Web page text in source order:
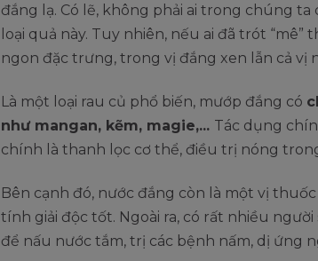
đắng lạ. Có lẽ, không phải ai trong chúng
loại quả này. Tuy nhiên, nếu ai đã trót “mê”
ngon đặc trưng, trong vị đắng xen lẫn cả vị
Là một loại rau củ phổ biến, mướp đắng có
như mangan, kẽm, magie,... Tác dụng
chính là thanh lọc cơ thể, điều trị nóng
Bên cạnh đó, nước đắng còn là một vị
tính giải độc tốt. Ngoài ra, có rất nhiều
để nấu nước tắm, trị các bệnh nấm, dị ứng